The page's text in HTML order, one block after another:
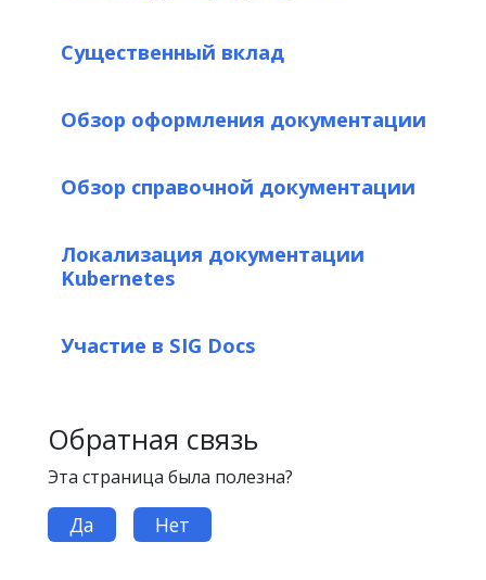
Существенный вклад
Обзор оформления документации
Обзор справочной документации
Локализация документации
Kubernetes
Участие в SIG Docs
Обратная связь
Эта страница была полезна?
Да Нет